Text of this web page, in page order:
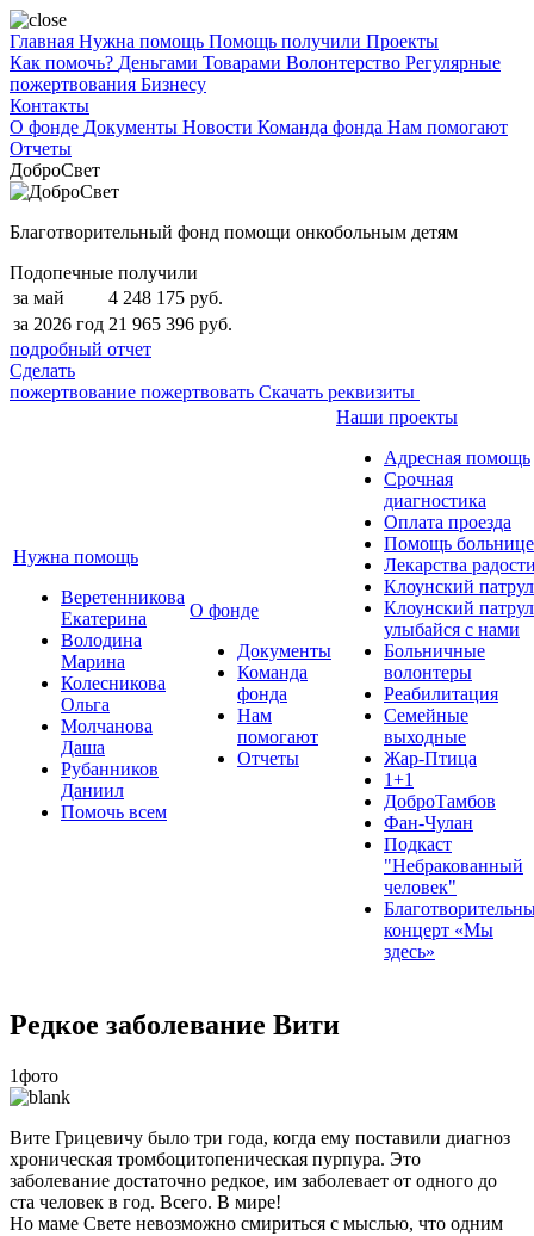
Главная Нужна помощь Помощь получили Проекты
Как помочь? Деньгами Товарами Волонтерство Регулярные
пожертвования Бизнесу
Контакты
О фонде Документы Новости Команда фонда Нам помогают
Отчеты
ДоброСвет
Благотворительный фонд помощи онкобольным детям
Подопечные получили
за май
4 248 175 руб.
за 2026 год 21 965 396 руб.
подробный отчет
Сделать
пожертвование пожертвовать Скачать реквизиты
Нужна помощь
Веретенникова
Екатерина
Володина
Марина
Колесникова
Ольга
Молчанова
Даша
Рубанников
Даниил
Помочь всем
О фонде
Документы
Команда
фонда
Нам
помогают
Отчеты
Наши проекты
Адресная помощь
Срочная
диагностика
Оплата проезда
Помощь больнице
Лекарства
Клоунский
Клоунский
улыбайся с нами
Больничные
волонтеры
Реабилитация
Семейные
выходные
Жар-Птица
1+1
ДоброТамбов
Фан-Чулан
Подкаст
"Небракованный
человек"
концерт «Мы
здесь»
Редкое заболевание Вити
1фото
Вите Грицевичу было три года, когда ему поставили диагноз
хроническая тромбоцитопеническая пурпура. Это
заболевание достаточно редкое, им заболевает от одного до
ста человек в год. Всего. В мире!
Но маме Свете невозможно смириться с мыслью, что одним